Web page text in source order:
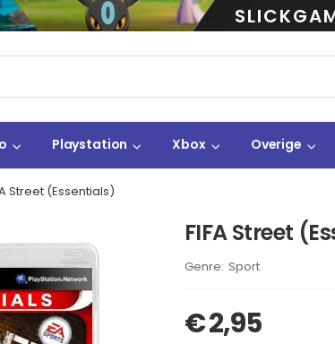
Playstation Xbox Overige
Street (Essentials)
FIFA Street
Brand:
Sport
€2,95